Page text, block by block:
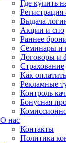
Где купить
Регистрация
Выдача
Акции и спо
Раннее
Семинары и
Договоры и
Страхование
Как оплатить
Рекламные
Контроль
Бонусная
О нас
Контакты
Политика